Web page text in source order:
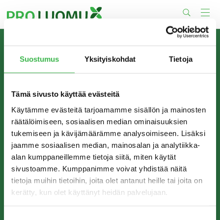
Suostumus Yksityiskohdat Tietoja
Tämä sivusto käyttää evästeitä
Käytämme evästeitä tarjoamamme sisällön ja mainosten
räätälöimiseen, sosiaalisen median ominaisuuksien
tukemiseen ja kävijämäärämme analysoimiseen. Lisäksi
jaamme sosiaalisen median, mainosalan ja analytiikka-
alan kumppaneillemme tietoja siitä, miten käytät
sivustoamme. Kumppanimme voivat yhdistää näitä
tietoja muihin tietoihin, joita olet antanut heille tai joita on
kerätty, kun olet käyttänyt heidän palvelujaan.
to
content
TIETOA MEISTÄ
Pro Luomu on luomualan yhteistyöorganisaatio, joka